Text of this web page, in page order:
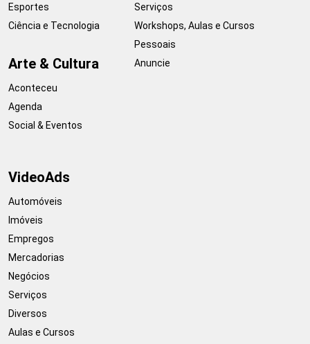
Esportes
Ciência e Tecnologia
Arte & Cultura
Aconteceu
Agenda
Social & Eventos
Serviços
Workshops, Aulas e Cursos
Pessoais
Anuncie
VideoAds
Automóveis
Imóveis
Empregos
Mercadorias
Negócios
Serviços
Diversos
Aulas e Cursos